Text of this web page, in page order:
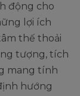
động cho
lợi ích
thế thoải
tượng, tích
mang tính
hướng